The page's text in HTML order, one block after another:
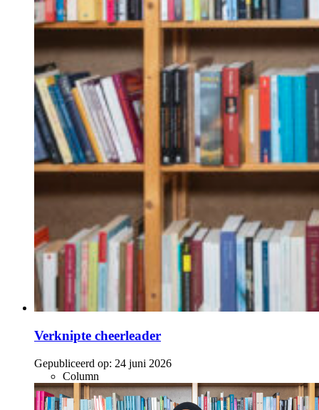
Verknipte cheerleader
Gepubliceerd op: 24 juni 2026
Column